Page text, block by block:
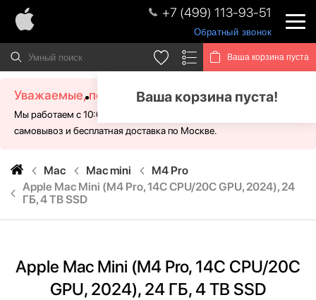
+7 (499) 113-93-51
Обратный звонок
Ваша корзина пуста
Ваша корзина пуста!
Уважаемые, посетители!
Мы работаем с 10:00 - 21:00 без выходных. Для Вас доступен
самовывоз и бесплатная доставка по Москве.
Mac Mac mini
M4 Pro
Apple Mac Mini (M4 Pro, 14C CPU/20C GPU, 2024), 24
ГБ, 4 TB SSD
Apple Mac Mini (M4 Pro, 14C CPU/20C
GPU, 2024), 24 ГБ, 4 TB SSD